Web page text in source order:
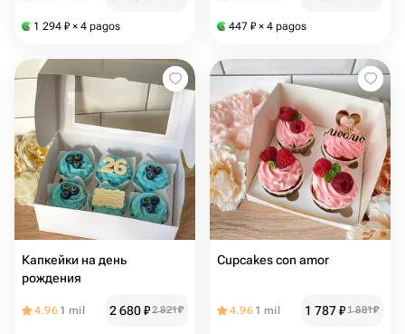
1 294 ₽ × 4 pagos 447 ₽ × 4 pagos
Капкейки на день
рождения
4.96 1 mil 2 680₽2 821₽
Cupcakes con amor
4.96 1 mil 1 787₽1 881₽